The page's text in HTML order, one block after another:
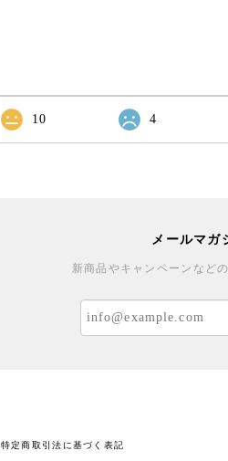
10 4
メールマガ
新商品やキャンペーンなど
特定商取引法に基づく表記